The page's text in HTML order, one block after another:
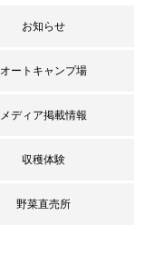
お知らせ
オートキャンプ場
メディア掲載情報
収穫体験
野菜直売所